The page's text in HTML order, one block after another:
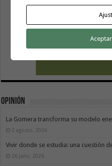
Opinión
La Gomera transforma su modelo
2 agosto, 2026
Vivir donde se estudia: una cuestión
26 julio, 2026